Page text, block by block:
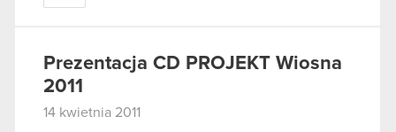
Prezentacja CD PROJEKT Wiosna
2011
14 kwietnia 2011